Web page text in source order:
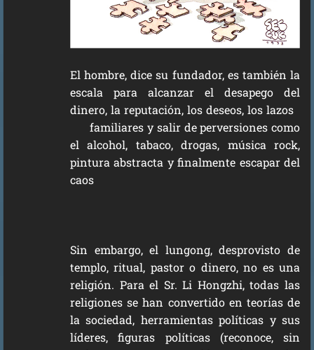
El hombre, dice su fundador, es también la
escala para alcanzar el desapego del
dinero, la reputación, los deseos, los lazos
familiares y salir de perversiones como
el alcohol, tabaco, drogas, música rock,
pintura abstracta y finalmente escapar del
caos
Sin embargo, el lungong, desprovisto de
templo, ritual, pastor o dinero, no es una
religión. Para el Sr. Li Hongzhi, todas las
religiones se han convertido en teorías de
la sociedad, herramientas políticas y sus
líderes, figuras políticas (reconoce, sin